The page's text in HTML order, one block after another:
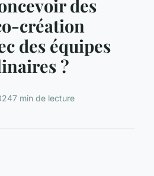
des
création
des équipes
?
7 min de lecture